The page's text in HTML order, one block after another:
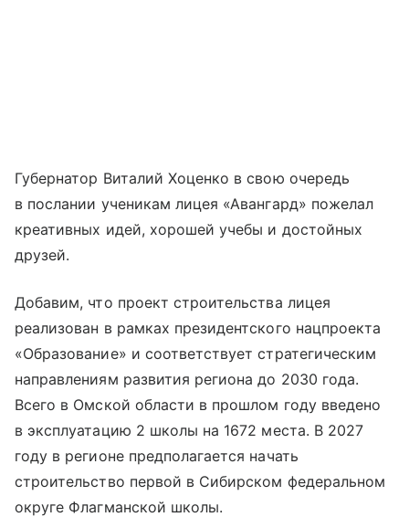
Губернатор Виталий Хоценко в свою очередь
в послании ученикам лицея «Авангард» пожелал
креативных идей, хорошей учебы и достойных
друзей.
Добавим, что проект строительства лицея
реализован в рамках президентского нацпроекта
«Образование» и соответствует стратегическим
направлениям развития региона до 2030 года.
Всего в Омской области в прошлом году введено
в эксплуатацию 2 школы на 1672 места. В 2027
году в регионе предполагается начать
строительство первой в Сибирском федеральном
округе Флагманской школы.